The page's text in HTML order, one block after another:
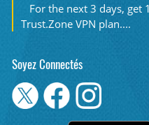
For the next 3 days, get
Trust.Zone VPN plan....
Soyez Connectés